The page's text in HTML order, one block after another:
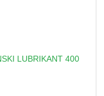
LUBRIKANT 400